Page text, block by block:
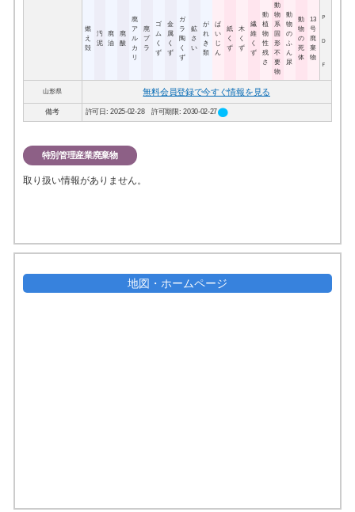
Ｐ
Ｄ
Ｆ
燃
え
殻
汚
泥
廃
油
廃
酸
廃
ア
ル
カ
リ
廃
プ
ラ
ゴ
ム
く
ず
金
属
く
ず
ガ
ラ
陶
く
ず
鉱
さ
い
が
れ
き
類
ば
い
じ
ん
紙
く
ず
木
く
ず
繊
維
く
ず
動
植
物
性
残
さ
動
物
系
固
形
不
要
物
動
物
の
ふ
ん
尿
動
物
の
死
体
13
号
廃
棄
物
山形県 無料会員登録で今すぐ情報を見る
備考 許可日: 2025-02-28 許可期限: 2030-02-27circle
特別管理産業廃棄物
取り扱い情報がありません。
地図・ホームページ